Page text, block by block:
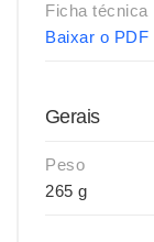
Ficha técnica
Baixar o PDF
Gerais
Peso
265 g